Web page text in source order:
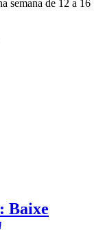
semana de 12 a 16
Baixe